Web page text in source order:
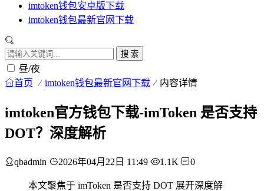
imtoken钱包安卓版下载
imtoken钱包最新官网下载
搜 索
昼/夜
首页 imtoken钱包最新官网下载 内容详情
imtoken官方钱包下载-imToken 是否支持
DOT？深度解析
qbadmin 2026年04月22日 11:49 1.1K 0
本文聚焦于 imToken 是否支持 DOT 展开深度解